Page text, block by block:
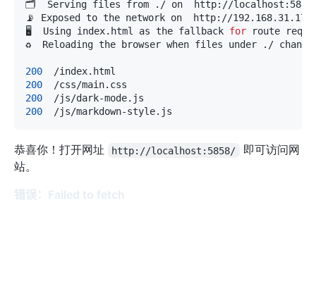
🖥  Using index.html as the fallback for
200
200
200
200
恭喜你！打开网址 http://localhost:5858/
即可访问网
站。